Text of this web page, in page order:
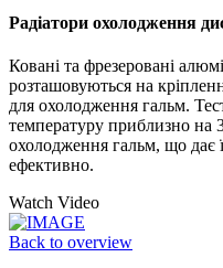
Радіатори охолодження
Ковані та фрезеровані
розташовуються на
для охолодження гальм.
температуру приблизно на
охолодження гальм, що дає
ефективно.
Watch Video
Back to overview